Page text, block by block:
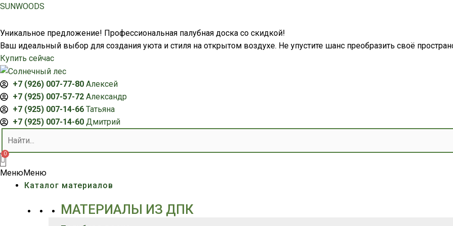
Перейти
содержимому
SUNWOODS
Уникальное предложение! Профессиональная палубная доска со скидкой!
Ваш идеальный выбор для создания уюта и стиля на открытом воздухе. Не упустите шанс преобразить своё
Купить сейчас
+7 (926) 007-77-80 Алексей
+7 (925) 007-57-72 Александр
+7 (925) 007-14-66 Татьяна
+7 (925) 007-14-60 Дмитрий
МенюМеню
Каталог материалов
МАТЕРИАЛЫ ИЗ ДПК